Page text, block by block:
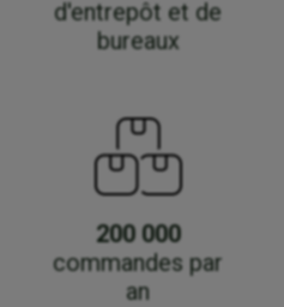
d'entrepôt et de
bureaux
200 000
commandes par
an